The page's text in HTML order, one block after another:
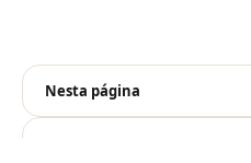
Nesta página